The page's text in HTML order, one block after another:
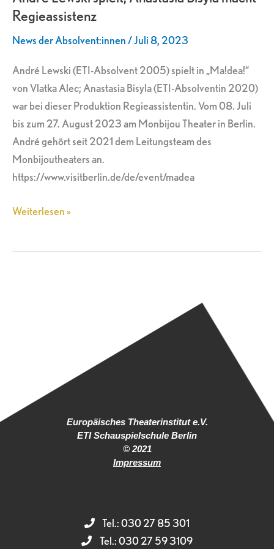
Regieassistenz
News der Absolvent:innen/Juli 8, 2023
André Lewski (ETI-Absolvent 2005) spielt in „Ma!dea!“
von Vlatka Alec; Anastasia Bisyla (ETI-Absolventin 2020)
war bei dieser Produktion Regieassistentin. Vom 08. Juli
bis zum 27. August 2023 am Monbijou Theater in Berlin.
André gehört seit 2021 dem Leitungsteam des
Monbijoutheaters an.
https://www.visitberlin.de/de/event/madea
Bisyla
macht
Weiterlesen »
Europäisches Theaterinstitut e.V.
ETI Schauspielschule Berlin
© 2021
Impressum
Tel.: 030 27 85 301
Tel.: 030 27 59 3109